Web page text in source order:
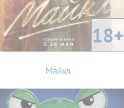
18+
Майкл